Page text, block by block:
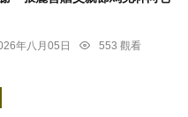
年八月05日
553 觀看